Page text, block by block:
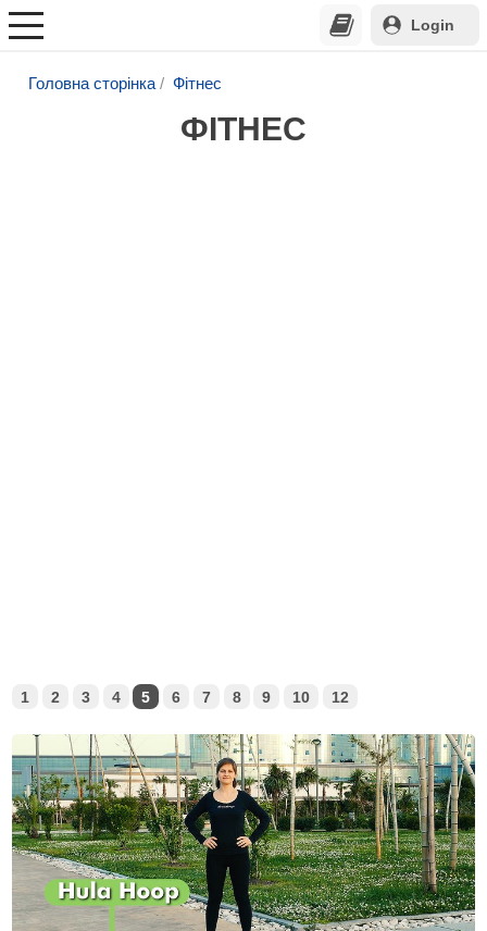
Login
Головна сторінка Фітнес
ФІТНЕС
1 2 3 4 5 6 7 8 9 10 12